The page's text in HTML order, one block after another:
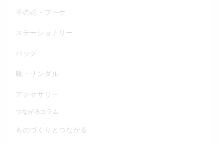
革の花・ブーケ
ステーショナリー
バッグ
靴・サンダル
アクセサリー
つながるコラム
ものづくりとつながる